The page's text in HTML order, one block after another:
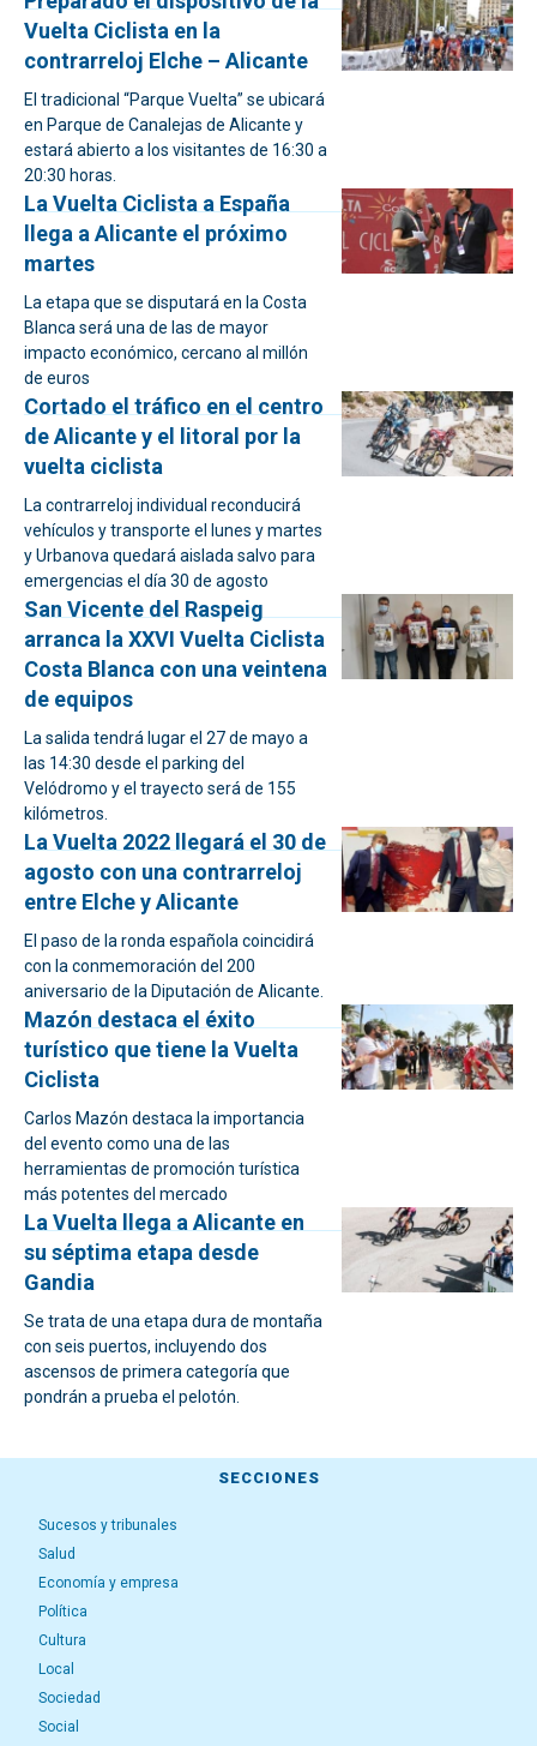
Vuelta Ciclista en la
contrarreloj Elche – Alicante
El tradicional “Parque Vuelta” se ubicará
en Parque de Canalejas de Alicante y
estará abierto a los visitantes de 16:30 a
20:30 horas.
La Vuelta Ciclista a España
llega a Alicante el próximo
martes
La etapa que se disputará en la Costa
Blanca será una de las de mayor
impacto económico, cercano al millón
de euros
Cortado el tráfico en el centro
de Alicante y el litoral por la
vuelta ciclista
La contrarreloj individual reconducirá
vehículos y transporte el lunes y martes
y Urbanova quedará aislada salvo para
emergencias el día 30 de agosto
San Vicente del Raspeig
arranca la XXVI Vuelta Ciclista
Costa Blanca con una veintena
de equipos
La salida tendrá lugar el 27 de mayo a
las 14:30 desde el parking del
Velódromo y el trayecto será de 155
kilómetros.
La Vuelta 2022 llegará el 30 de
agosto con una contrarreloj
entre Elche y Alicante
El paso de la ronda española coincidirá
con la conmemoración del 200
aniversario de la Diputación de Alicante.
Mazón destaca el éxito
turístico que tiene la Vuelta
Ciclista
Carlos Mazón destaca la importancia
del evento como una de las
herramientas de promoción turística
más potentes del mercado
La Vuelta llega a Alicante en
su séptima etapa desde
Gandia
Se trata de una etapa dura de montaña
con seis puertos, incluyendo dos
ascensos de primera categoría que
pondrán a prueba el pelotón.
SECCIONES
Sucesos y tribunales
Salud
Economía y empresa
Política
Cultura
Local
Sociedad
Social